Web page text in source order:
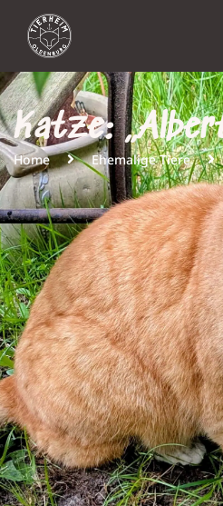
Katze:
Home Ehemalige Tiere